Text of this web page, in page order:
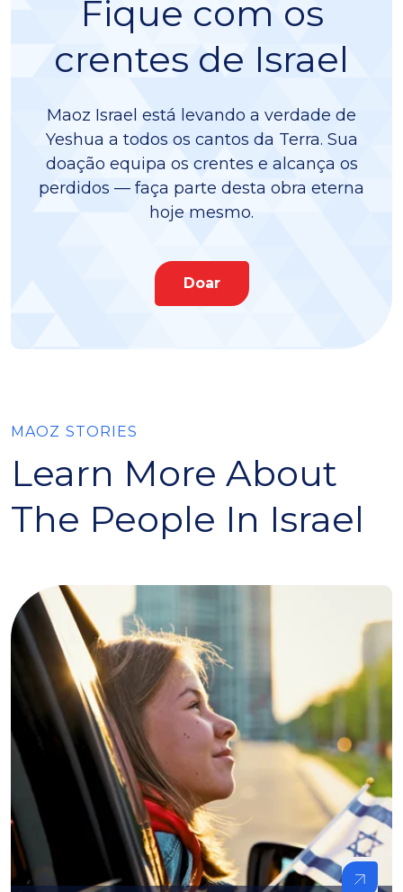
Fique com os
crentes de Israel
Maoz Israel está levando a verdade de
Yeshua a todos os cantos da Terra. Sua
doação equipa os crentes e alcança os
perdidos — faça parte desta obra eterna
hoje mesmo.
Doar
MAOZ STORIES
Learn More About
The People In Israel